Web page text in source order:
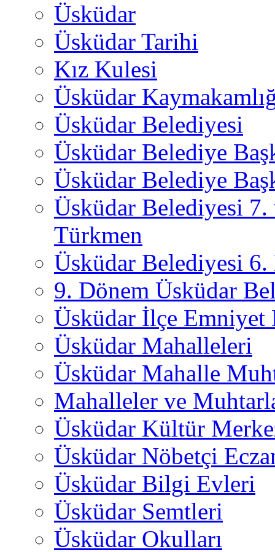
Üsküdar
Üsküdar Tarihi
Kız Kulesi
Üsküdar
Üsküdar Belediyesi
Üsküdar Belediye
Üsküdar Belediye
Üsküdar Belediyesi
Türkmen
Üsküdar Belediyesi 6.
9. Dönem Üsküdar
Üsküdar İlçe
Üsküdar Mahalleleri
Üsküdar Mahalle
Mahalleler ve
Üsküdar Kültür
Üsküdar Nöbetçi
Üsküdar Bilgi Evleri
Üsküdar Semtleri
Üsküdar Okulları